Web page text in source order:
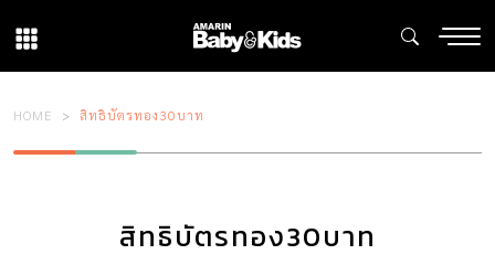
HOME สิทธิบัตรทอง30บาท
สิทธิบัตรทอง30บาท